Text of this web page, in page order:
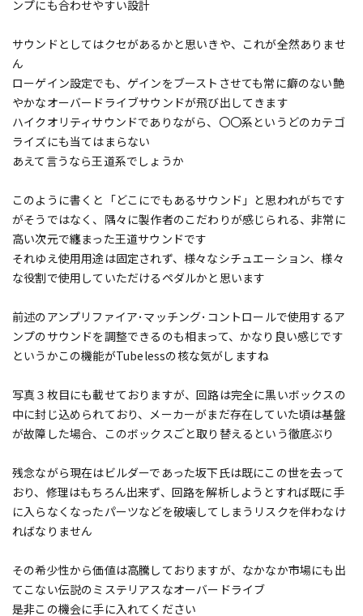
ンプにも合わせやすい設計
サウンドとしてはクセがあるかと思いきや、これが全然ありませ
ん
ローゲイン設定でも、ゲインをブーストさせても常に癖のない艶
やかなオーバードライブサウンドが飛び出してきます
ハイクオリティサウンドでありながら、〇〇系というどのカテゴ
ライズにも当てはまらない
あえて言うなら王道系でしょうか
このように書くと「どこにでもあるサウンド」と思われがちです
がそうではなく、隅々に製作者のこだわりが感じられる、非常に
高い次元で纏まった王道サウンドです
それゆえ使用用途は固定されず、様々なシチュエーション、様々
な役割で使用していただけるペダルかと思います
前述のアンプリファイア･マッチング･コントロールで使用するア
ンプのサウンドを調整できるのも相まって、かなり良い感じです
というかこの機能がTubelessの核な気がしますね
写真３枚目にも載せておりますが、回路は完全に黒いボックスの
中に封じ込められており、メーカーがまだ存在していた頃は基盤
が故障した場合、このボックスごと取り替えるという徹底ぶり
残念ながら現在はビルダーであった坂下氏は既にこの世を去って
おり、修理はもちろん出来ず、回路を解析しようとすれば既に手
に入らなくなったパーツなどを破壊してしまうリスクを伴わなけ
ればなりません
その希少性から価値は高騰しておりますが、なかなか市場にも出
てこない伝説のミステリアスなオーバードライブ
是非この機会に手に入れてください